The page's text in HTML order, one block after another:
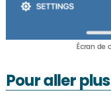
Écran de
Pour aller